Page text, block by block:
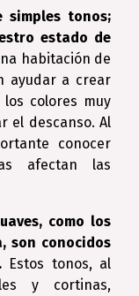
simples tonos;
estado de
habitación de
ayudar a crear
colores muy
el descanso. Al
conocer
afectan las
como los
son conocidos
Estos tonos, al
y cortinas,